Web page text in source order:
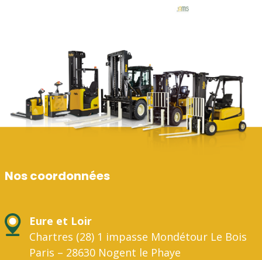
Nos coordonnées
Eure et Loir
Chartres (28) 1 impasse Mondétour Le Bois
Paris – 28630 Nogent le Phaye